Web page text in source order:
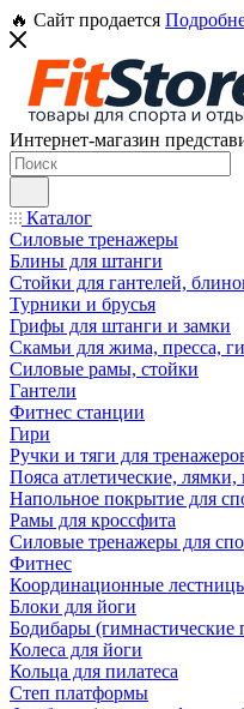
🔥 Сайт продается
Интернет-магазин
Каталог
Силовые тренажеры
Блины для штанги
Стойки для гантелей,
Турники и брусья
Грифы для штанги и замки
Скамьи для жима, пресса,
Силовые рамы, стойки
Гантели
Фитнес станции
Гири
Ручки и тяги для
Пояса атлетические,
Напольное покрытие для
Рамы для кроссфита
Силовые тренажеры для
Фитнес
Координационные
Блоки для йоги
Бодибары (гимнастические
Колеса для йоги
Кольца для пилатеса
Степ платформы